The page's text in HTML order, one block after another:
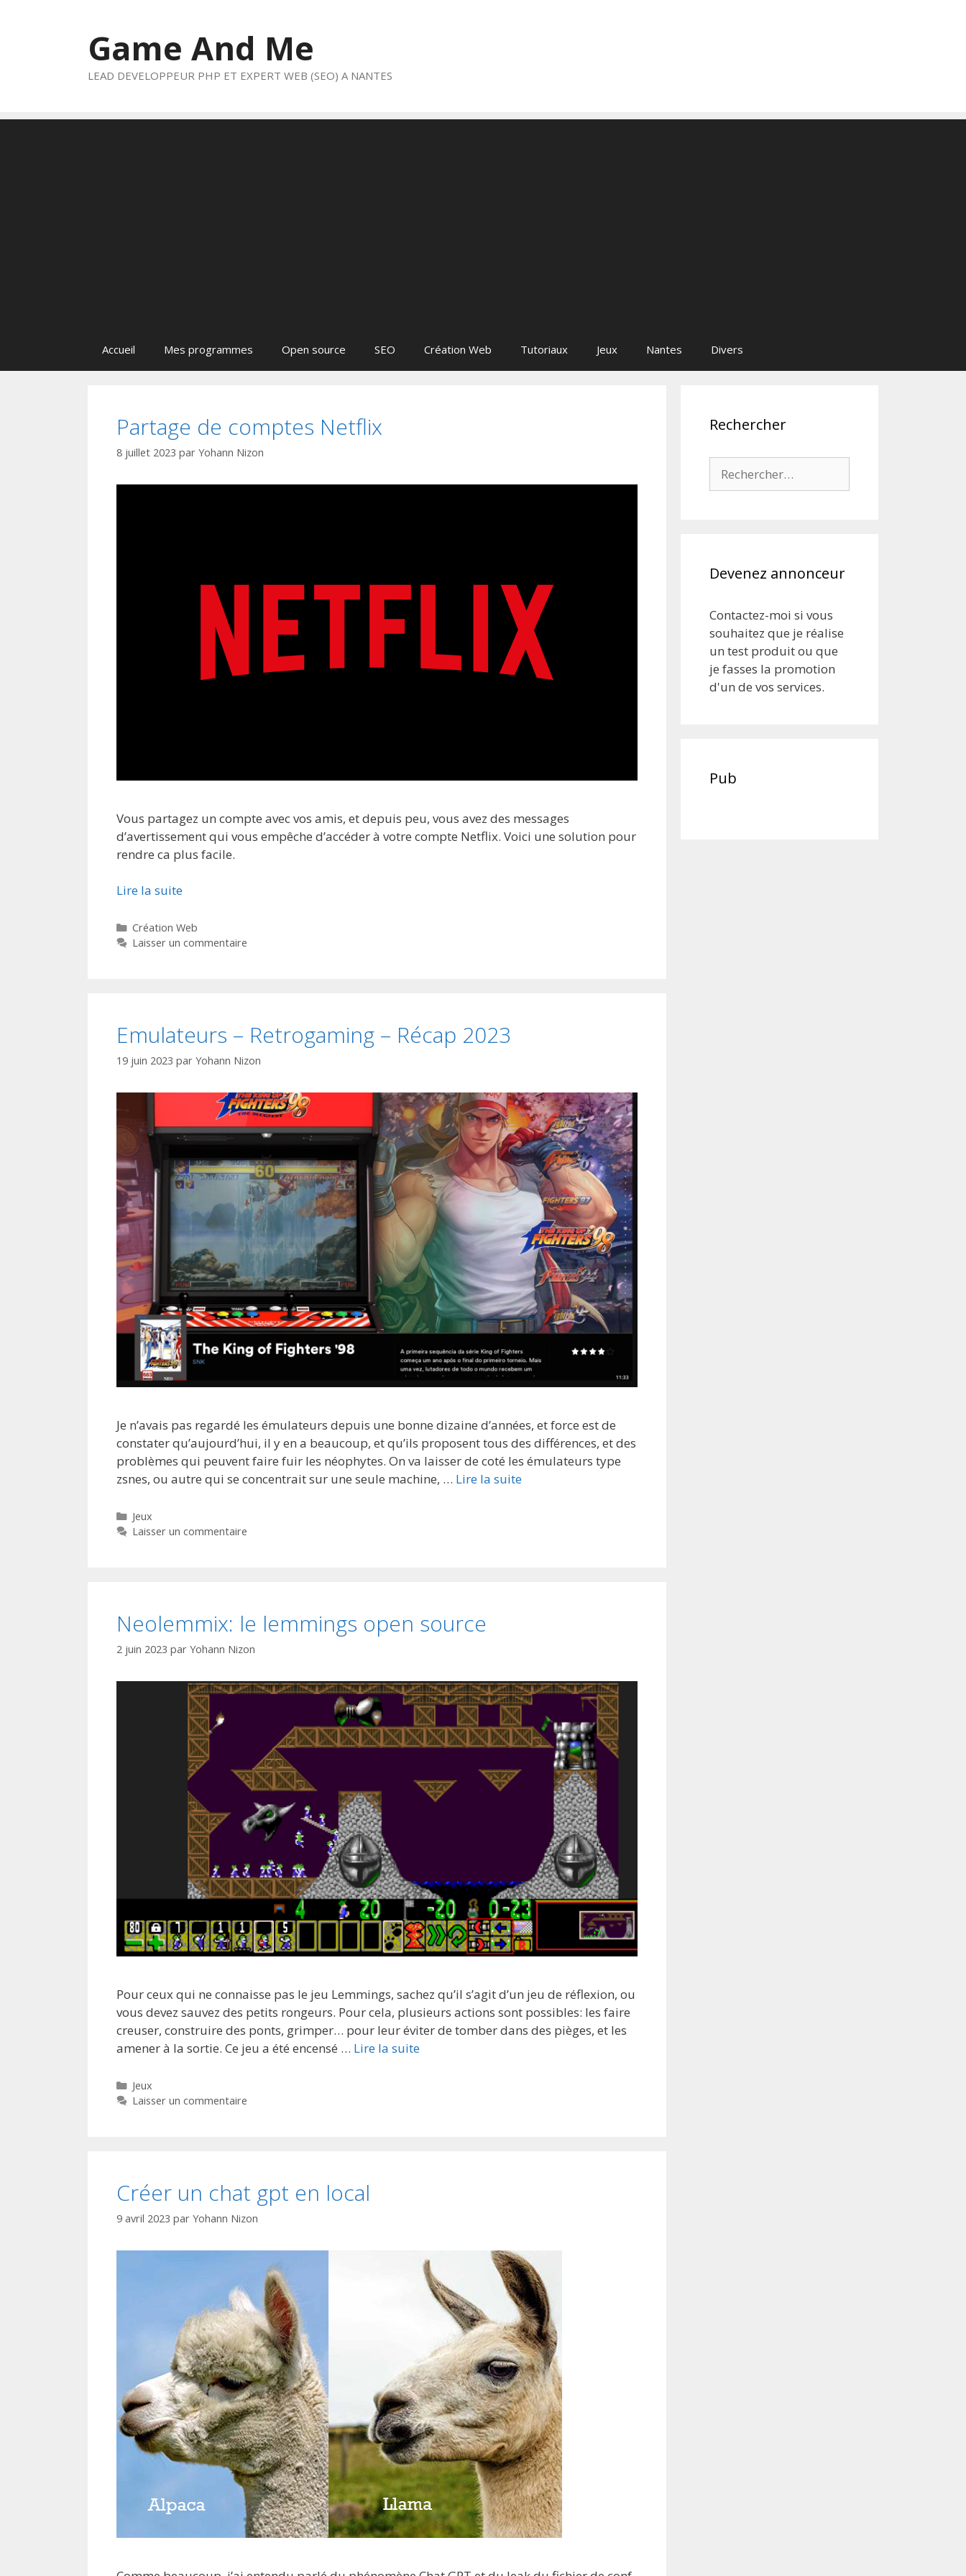
Game And Me
LEAD DEVELOPPEUR PHP ET EXPERT WEB (SEO) A NANTES
Accueil Mes programmes Open source SEO Création Web Tutoriaux Jeux Nantes Divers
Partage de comptes Netflix
8 juillet 2023 par Yohann Nizon
Vous partagez un compte avec vos amis, et depuis peu, vous avez des messages
d’avertissement qui vous empêche d’accéder à votre compte Netflix. Voici une solution pour
rendre ca plus facile.
Lire la suite
Catégories
Création Web
Laisser un commentaire
Emulateurs – Retrogaming – Récap 2023
19 juin 2023 par Yohann Nizon
Je n’avais pas regardé les émulateurs depuis une bonne dizaine d’années, et force est de
constater qu’aujourd’hui, il y en a beaucoup, et qu’ils proposent tous des différences, et des
problèmes qui peuvent faire fuir les néophytes. On va laisser de coté les émulateurs type
zsnes, ou autre qui se concentrait sur une seule machine, … Lire la suite
Catégories
Jeux
Laisser un commentaire
Neolemmix: le lemmings open source
2 juin 2023 par Yohann Nizon
Pour ceux qui ne connaisse pas le jeu Lemmings, sachez qu’il s’agit d’un jeu de réflexion, ou
vous devez sauvez des petits rongeurs. Pour cela, plusieurs actions sont possibles: les faire
creuser, construire des ponts, grimper… pour leur éviter de tomber dans des pièges, et les
amener à la sortie. Ce jeu a été encensé … Lire la suite
Catégories
Jeux
Laisser un commentaire
Créer un chat gpt en local
9 avril 2023 par Yohann Nizon
Rechercher
Devenez annonceur
Contactez-moi si vous
souhaitez que je réalise
un test produit ou que
je fasses la promotion
d'un de vos services.
Pub